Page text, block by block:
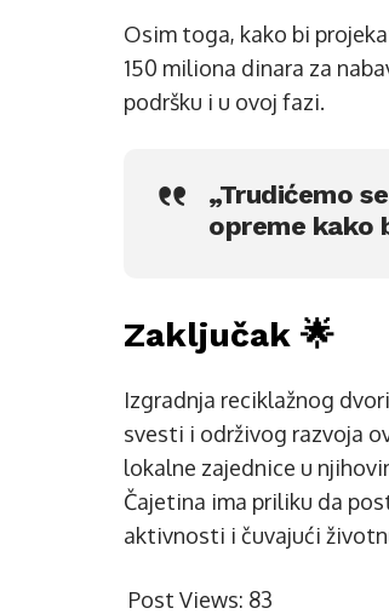
Osim toga, kako bi
150 miliona dinara za
podršku i u ovoj fazi.
„Trudićemo
opreme kako
Zaključak 🌟
Izgradnja reciklažnog
svesti i održivog razvoja
lokalne zajednice u
Čajetina ima priliku da
aktivnosti i čuvajući
Post Views: 83